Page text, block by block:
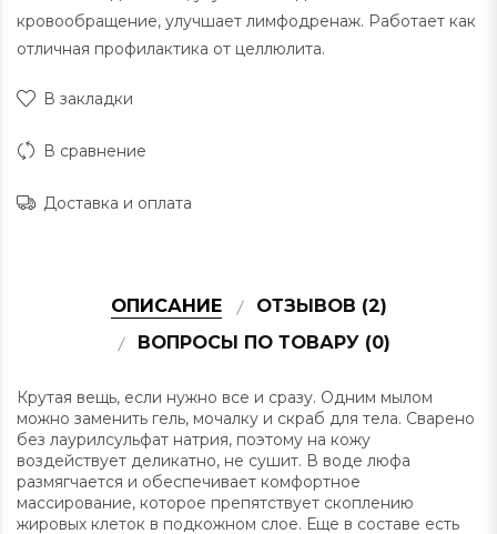
кровообращение, улучшает лимфодренаж. Работает как
отличная профилактика от целлюлита.
В закладки
В сравнение
Доставка и оплата
ОПИСАНИЕ
ОТЗЫВОВ (2)
ВОПРОСЫ ПО ТОВАРУ (0)
Крутая вещь, если нужно все и сразу. Одним мылом
можно заменить гель, мочалку и скраб для тела. Сварено
без лаурилсульфат натрия, поэтому на кожу
воздействует деликатно, не сушит. В воде люфа
размягчается и обеспечивает комфортное
массирование, которое препятствует скоплению
жировых клеток в подкожном слое. Еще в составе есть